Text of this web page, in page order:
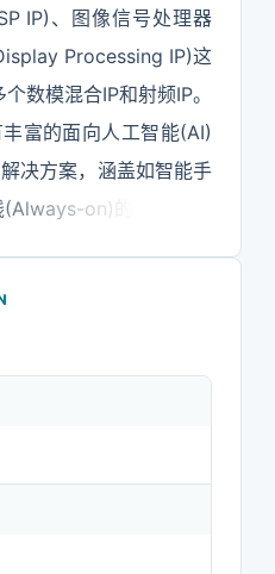
IP)、图像信号处理器
Processing IP)这
数模混合IP和射频IP。
富的面向人工智能(AI)
决方案，涵盖如智能手
on)的轻量化空
算力需求所推动的
、“芯片平台化
“平台生态化(Platform
装技术、面向AIGC和
入手，持续推进公司